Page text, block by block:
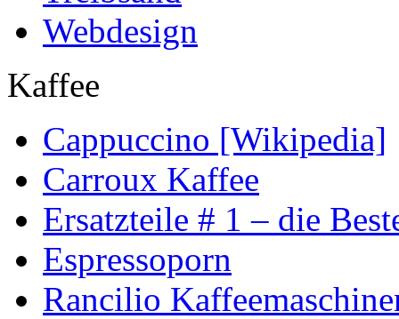
Webdesign
Kaffee
Cappuccino [Wikipedia]
Carroux Kaffee
Ersatzteile # 1 – die
Espressoporn
Rancilio